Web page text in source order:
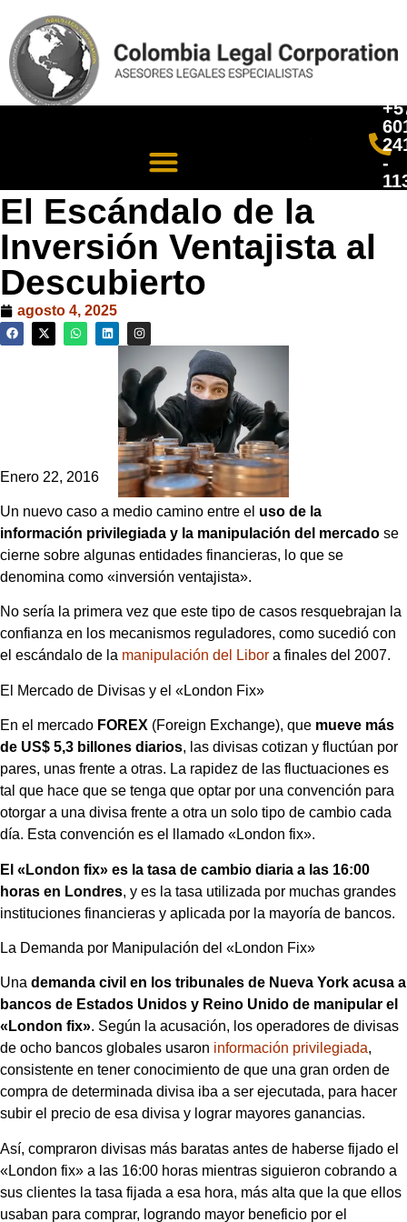
-
El Escándalo de la
Inversión Ventajista al
Descubierto
agosto 4, 2025
Enero 22, 2016
Un nuevo caso a medio camino entre el uso de la
información privilegiada y la manipulación del mercado se
cierne sobre algunas entidades financieras, lo que se
denomina como «inversión ventajista».
No sería la primera vez que este tipo de casos resquebrajan la
confianza en los mecanismos reguladores, como sucedió con
el escándalo de la manipulación del Libor a finales del 2007.
El Mercado de Divisas y el «London Fix»
En el mercado FOREX (Foreign Exchange), que mueve más
de US$ 5,3 billones diarios, las divisas cotizan y fluctúan por
pares, unas frente a otras. La rapidez de las fluctuaciones es
tal que hace que se tenga que optar por una convención para
otorgar a una divisa frente a otra un solo tipo de cambio cada
día. Esta convención es el llamado «London fix».
El «London fix» es la tasa de cambio diaria a las 16:00
horas en Londres, y es la tasa utilizada por muchas grandes
instituciones financieras y aplicada por la mayoría de bancos.
La Demanda por Manipulación del «London Fix»
Una demanda civil en los tribunales de Nueva York acusa a
bancos de Estados Unidos y Reino Unido de manipular el
«London fix». Según la acusación, los operadores de divisas
de ocho bancos globales usaron información privilegiada,
consistente en tener conocimiento de que una gran orden de
compra de determinada divisa iba a ser ejecutada, para hacer
subir el precio de esa divisa y lograr mayores ganancias.
Así, compraron divisas más baratas antes de haberse fijado el
«London fix» a las 16:00 horas mientras siguieron cobrando a
sus clientes la tasa fijada a esa hora, más alta que la que ellos
usaban para comprar, logrando mayor beneficio por el